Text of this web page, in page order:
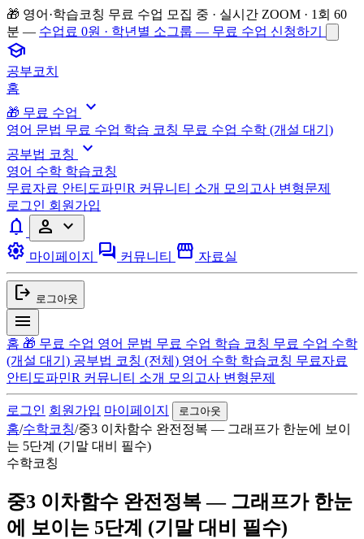
🎁 영어·학습코칭 무료 수업 모집 중 · 실시간 ZOOM · 1회 60
분 — 수업료 0원 · 학년별 소그룹 — 무료 수업 신청하기
school
공부코치
홈
🎁 무료 수업
expand_more
영어 문법 무료 수업 학습 코칭 무료 수업 수학 (개설 대기)
공부법 코칭
expand_more
영어 수학 학습코칭
무료자료 안티도파민R 커뮤니티 소개 모의고사 변형문제
로그인 회원가입
notifications person expand_more
settings 마이페이지 forum 커뮤니티 storefront 자료실
logout 로그아웃
menu
홈 🎁 무료 수업 영어 문법 무료 수업 학습 코칭 무료 수업 수학
(개설 대기) 공부법 코칭 (전체) 영어 수학 학습코칭 무료자료
안티도파민R 커뮤니티 소개 모의고사 변형문제
로그인 회원가입 마이페이지 로그아웃
홈/수학코칭/중3 이차함수 완전정복 — 그래프가 한눈에 보이
는 5단계 (기말 대비 필수)
수학코칭
중3 이차함수 완전정복 — 그래프가 한눈
에 보이는 5단계 (기말 대비 필수)